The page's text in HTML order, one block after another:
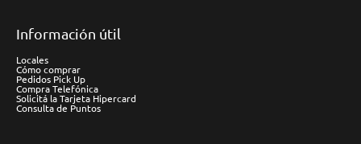
Información útil
Locales
Cómo comprar
Pedidos Pick Up
Compra Telefónica
Solicitá la Tarjeta Hipercard
Consulta de Puntos